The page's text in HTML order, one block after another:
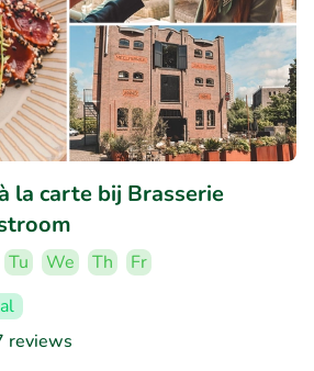
la carte bij Brasserie
Tu We Th
Fr
reviews